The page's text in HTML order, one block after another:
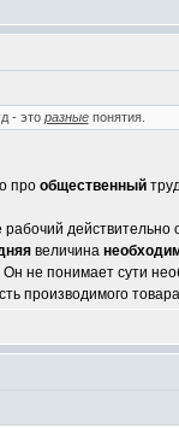
- это разныепонятия.
про общественный
величина
не понимает сути
производимого